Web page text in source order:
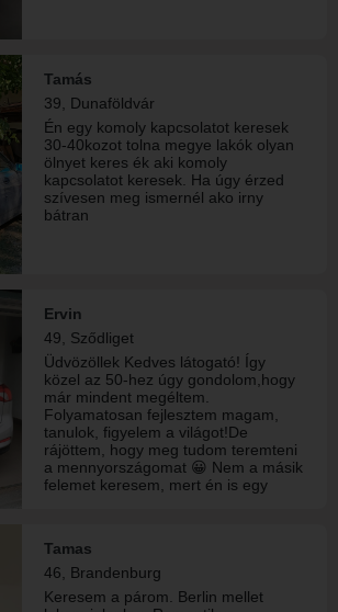
Tamás
39, Dunaföldvár
Én egy komoly kapcsolatot keresek
30-40kozot tolna megye lakók olyan
ölnyet keres ék aki komoly
kapcsolatot keresek. Ha úgy érzed
szívesen meg ismernél ako irny
bátran
Ervin
49, Sződliget
Üdvözöllek Kedves látogató! Így
közel az 50-hez úgy gondolom,hogy
már mindent megéltem.
Folyamatosan fejlesztem magam,
tanulok, figyelem a világot!De
rájöttem, hogy meg tudom teremteni
a mennyországomat 😀 Nem a másik
felemet keresem, mert én is egy
Tamas
46, Brandenburg
Keresem a párom. Berlin mellet